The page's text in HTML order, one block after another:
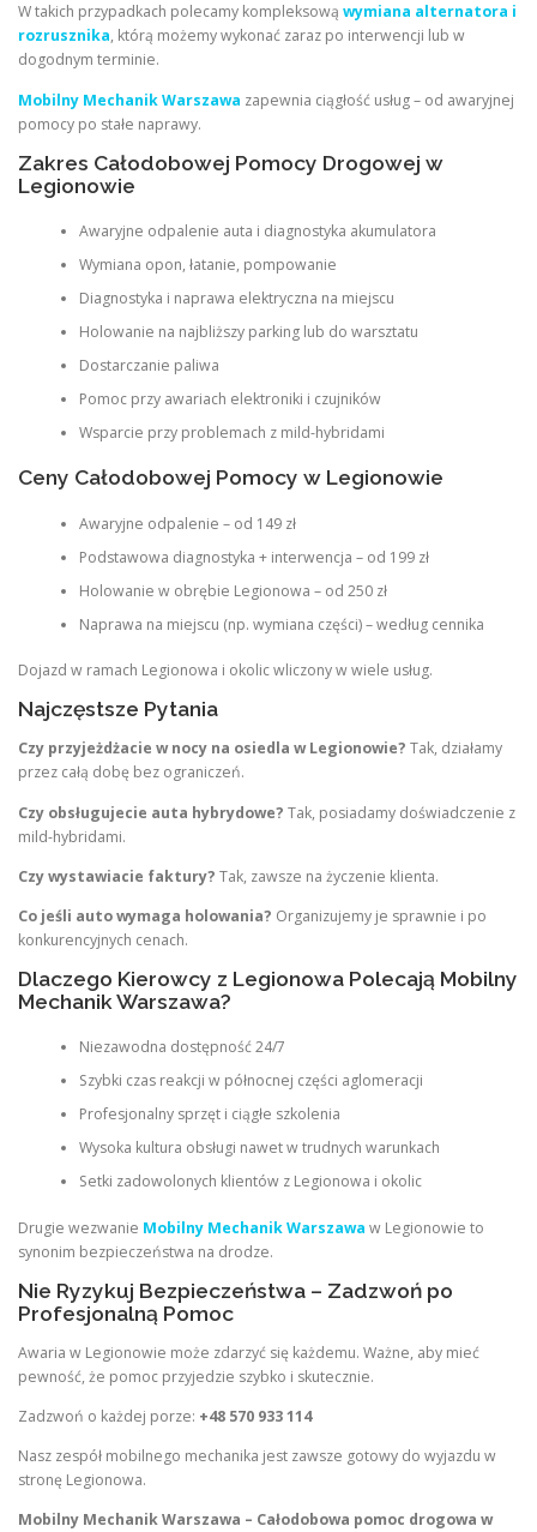
W takich przypadkach polecamy kompleksową wymiana alternatora i
rozrusznika, którą możemy wykonać zaraz po interwencji lub w
dogodnym terminie.
Mobilny Mechanik Warszawa zapewnia ciągłość usług – od awaryjnej
pomocy po stałe naprawy.
Zakres Całodobowej Pomocy Drogowej w
Legionowie
Awaryjne odpalenie auta i diagnostyka akumulatora
Wymiana opon, łatanie, pompowanie
Diagnostyka i naprawa elektryczna na miejscu
Holowanie na najbliższy parking lub do warsztatu
Dostarczanie paliwa
Pomoc przy awariach elektroniki i czujników
Wsparcie przy problemach z mild-hybridami
Ceny Całodobowej Pomocy w Legionowie
Awaryjne odpalenie – od 149 zł
Podstawowa diagnostyka + interwencja – od 199 zł
Holowanie w obrębie Legionowa – od 250 zł
Naprawa na miejscu (np. wymiana części) – według cennika
Dojazd w ramach Legionowa i okolic wliczony w wiele usług.
Najczęstsze Pytania
Czy przyjeżdżacie w nocy na osiedla w Legionowie? Tak, działamy
przez całą dobę bez ograniczeń.
Czy obsługujecie auta hybrydowe? Tak, posiadamy doświadczenie z
mild-hybridami.
Czy wystawiacie faktury? Tak, zawsze na życzenie klienta.
Co jeśli auto wymaga holowania? Organizujemy je sprawnie i po
konkurencyjnych cenach.
Dlaczego Kierowcy z Legionowa Polecają Mobilny
Mechanik Warszawa?
Niezawodna dostępność 24/7
Szybki czas reakcji w północnej części aglomeracji
Profesjonalny sprzęt i ciągłe szkolenia
Wysoka kultura obsługi nawet w trudnych warunkach
Setki zadowolonych klientów z Legionowa i okolic
Drugie wezwanie Mobilny Mechanik Warszawa w Legionowie to
synonim bezpieczeństwa na drodze.
Nie Ryzykuj Bezpieczeństwa – Zadzwoń po
Profesjonalną Pomoc
Awaria w Legionowie może zdarzyć się każdemu. Ważne, aby mieć
pewność, że pomoc przyjedzie szybko i skutecznie.
Zadzwoń o każdej porze: +48 570 933 114
Nasz zespół mobilnego mechanika jest zawsze gotowy do wyjazdu w
stronę Legionowa.
Mobilny Mechanik Warszawa – Całodobowa pomoc drogowa w